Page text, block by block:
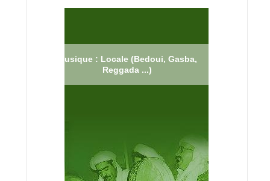
Musique : Locale (Bedoui, Gasba,
Reggada ...)